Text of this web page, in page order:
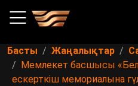
Басты Жаңалықтар
Мемлекет басшысы
ескерткіш мемориалына